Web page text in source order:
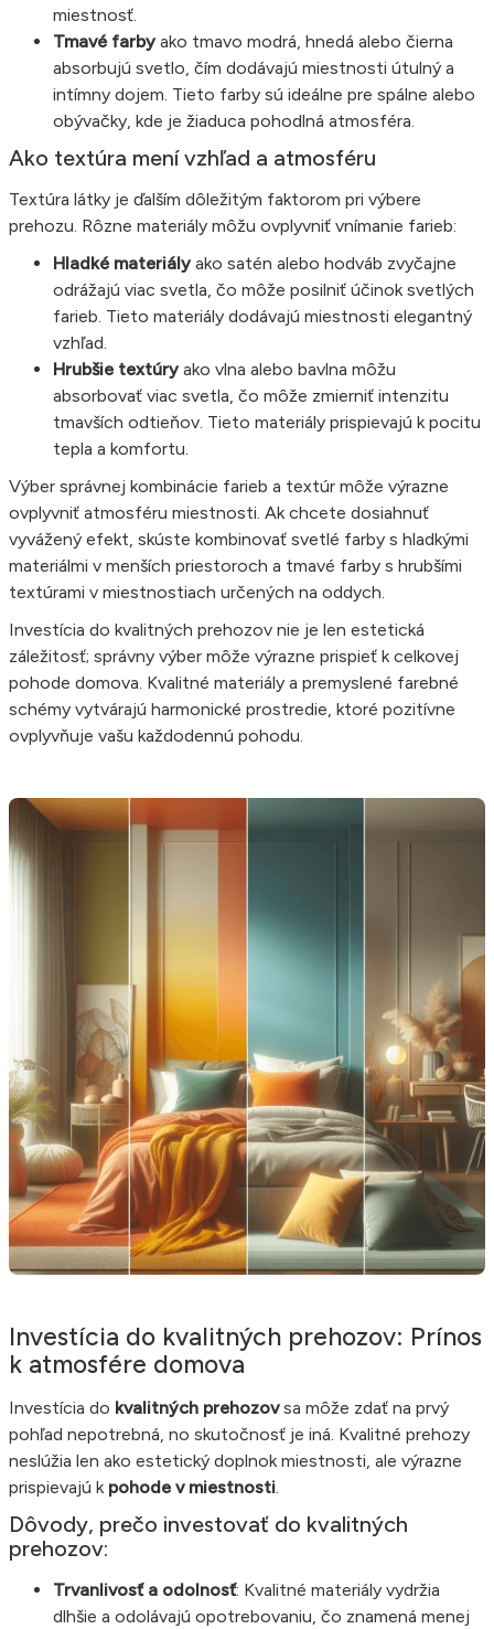
miestnosť.
Tmavé farbyako tmavo modrá, hnedá alebo čierna
absorbujú svetlo, čím dodávajú miestnosti útulný a
intímny dojem. Tieto farby sú ideálne pre spálne alebo
obývačky, kde je žiaduca pohodlná atmosféra.
Ako textúra mení vzhľad a atmosféru
Textúra látky je ďalším dôležitým faktorom pri výbere
prehozu. Rôzne materiály môžu ovplyvniť vnímanie farieb:
Hladké materiályako satén alebo hodváb zvyčajne
odrážajú viac svetla, čo môže posilniť účinok svetlých
farieb. Tieto materiály dodávajú miestnosti elegantný
vzhľad.
Hrubšie textúryako vlna alebo bavlna môžu
absorbovať viac svetla, čo môže zmierniť intenzitu
tmavších odtieňov. Tieto materiály prispievajú k pocitu
tepla a komfortu.
Výber správnej kombinácie farieb a textúr môže výrazne
ovplyvniť atmosféru miestnosti. Ak chcete dosiahnuť
vyvážený efekt, skúste kombinovať svetlé farby s hladkými
materiálmi v menších priestoroch a tmavé farby s hrubšími
textúrami v miestnostiach určených na oddych.
Investícia do kvalitných prehozov nie je len estetická
záležitosť; správny výber môže výrazne prispieť k celkovej
pohode domova. Kvalitné materiály a premyslené farebné
schémy vytvárajú harmonické prostredie, ktoré pozitívne
ovplyvňuje vašu každodennú pohodu.
Investícia do kvalitných prehozov: Prínos
k atmosfére domova
Investícia do kvalitných prehozovsa môže zdať na prvý
pohľad nepotrebná, no skutočnosť je iná. Kvalitné prehozy
neslúžia len ako estetický doplnok miestnosti, ale výrazne
prispievajú k pohode v miestnosti
Dôvody, prečo investovať do kvalitných
prehozov:
Trvanlivosť a odolnosť: Kvalitné materiály vydržia
dlhšie a odolávajú opotrebovaniu, čo znamená menej